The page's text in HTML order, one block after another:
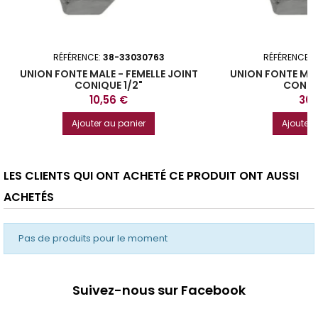
RÉFÉRENCE: 38-33030763
UNION FONTE MALE - FEMELLE JOINT
CONIQUE 1/2"
Prix
10,56 €
Ajouter au panier
RÉFÉRENCE:
UNION FONTE
Prix
Ajouter
LES CLIENTS QUI ONT ACHETÉ CE PRODUIT ONT AUSSI
ACHETÉS
Pas de produits pour le moment
Suivez-nous sur Facebook